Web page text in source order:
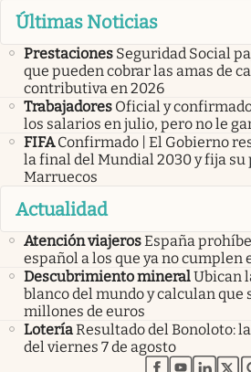
Últimas Noticias
Prestaciones Seguridad Social
que pueden cobrar las amas de
contributiva en 2026
Trabajadores Oficial y
los salarios en julio, pero no le
FIFA Confirmado | El Gobierno
la final del Mundial 2030 y fija su
Marruecos
Actualidad
Atención viajerosEspaña
español a los que ya no cumplen
Descubrimiento mineralUbican
blanco del mundo y calculan que
millones de euros
LoteríaResultado del Bonoloto:
del viernes 7 de agosto
abre enabre en
abre